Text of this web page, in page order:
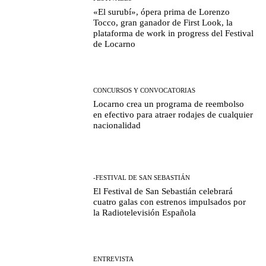
«El surubí», ópera prima de Lorenzo
Tocco, gran ganador de First Look, la
plataforma de work in progress del Festival
de Locarno
CONCURSOS Y CONVOCATORIAS
Locarno crea un programa de reembolso
en efectivo para atraer rodajes de cualquier
nacionalidad
-FESTIVAL DE SAN SEBASTIÁN
El Festival de San Sebastián celebrará
cuatro galas con estrenos impulsados por
la Radiotelevisión Española
ENTREVISTA